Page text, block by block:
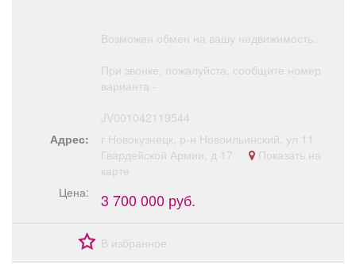
Возможен обмен на вашу недвижимость.
При звонке, пожалуйста, сообщите номер
варианта -
JV001042119544
Адрес:
г Новокузнецк, р-н Новоильинский, ул 11
Гвардейской Армии, д 17
Показать на
карте
Цена:
3 700 000 руб.
В избранное